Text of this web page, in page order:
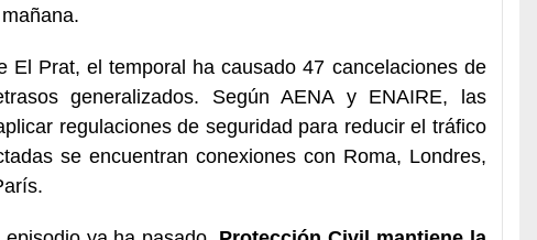
El Prat, el temporal ha causado 47 cancelaciones de
generalizados. Según AENA y ENAIRE, las
regulaciones de seguridad para reducir el tráfico
se encuentran conexiones con Roma, Londres,